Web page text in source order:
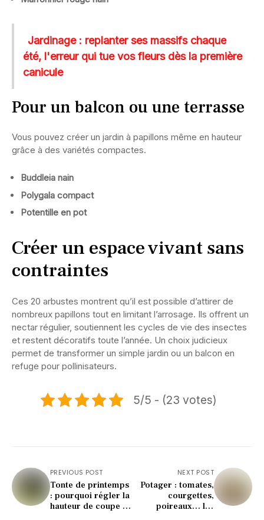
Jardinage : replanter ses massifs chaque
été, l'erreur qui tue vos fleurs dès la première
canicule
Pour un balcon ou une terrasse
Vous pouvez créer un jardin à papillons même en hauteur
grâce à des variétés compactes.
Buddleia nain
Polygala compact
Potentille en pot
Créer un espace vivant sans
contraintes
Ces 20 arbustes montrent qu’il est possible d’attirer de
nombreux papillons tout en limitant l’arrosage. Ils offrent un
nectar régulier, soutiennent les cycles de vie des insectes
et restent décoratifs toute l’année. Un choix judicieux
permet de transformer un simple jardin ou un balcon en
refuge pour pollinisateurs.
5/5 - (23 votes)
PREVIOUS POST
Tonte de printemps
: pourquoi régler la
hauteur de coupe à
NEXT POST
Potager : tomates,
courgettes,
poireaux… les